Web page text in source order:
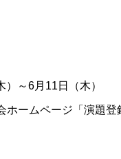
～6月11日（木）
ームページ「演題登